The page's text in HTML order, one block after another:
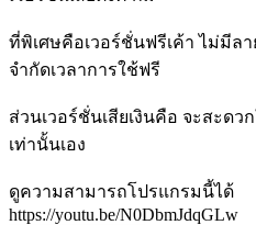
ที่พิเศษคือเวอร์ชั่นฟรีเค้า ไม่มีล
จำกัดเวลาการใช้ฟรี
ส่วนเวอร์ชั่นเสียเงินคือ จะสะดว
เท่านั้นเอง
ดูความสามารถโปรแกรมนี้ได้
https://youtu.be/N0DbmJdqGLw